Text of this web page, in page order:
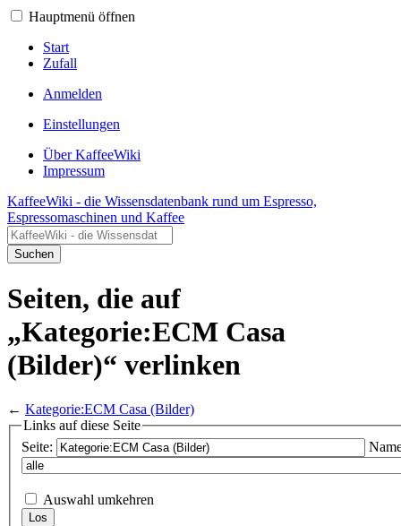
Hauptmenü öffnen
Start
Zufall
Anmelden
Einstellungen
Über KaffeeWiki
Impressum
KaffeeWiki - die Wissensdatenbank rund um Espresso,
Espressomaschinen und Kaffee
Suchen
Seiten, die auf
„Kategorie:ECM Casa
(Bilder)“ verlinken
← Kategorie:ECM Casa (Bilder)
Links auf diese Seite
Seite:
Auswahl umkehren